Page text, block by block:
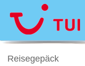
Reisegepäck